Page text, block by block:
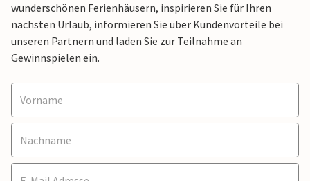
wunderschönen Ferienhäusern, inspirieren Sie für Ihren
nächsten Urlaub, informieren Sie über Kundenvorteile bei
unseren Partnern und laden Sie zur Teilnahme an
Gewinnspielen ein.